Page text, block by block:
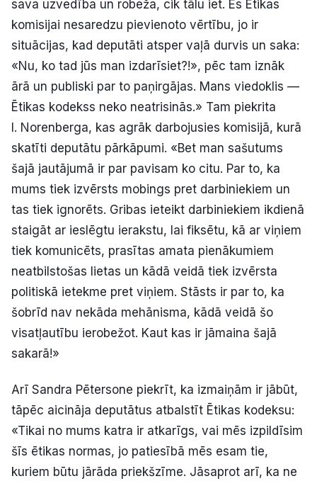
sava uzvedība un robeža, cik tālu iet. Es Ētikas
komisijai nesaredzu pievienoto vērtību, jo ir
situācijas, kad deputāti atsper vaļā durvis un saka:
«Nu, ko tad jūs man izdarīsiet?!», pēc tam iznāk
ārā un publiski par to paņirgājas. Mans viedoklis —
Ētikas kodekss neko neatrisinās.» Tam piekrita
I. Norenberga, kas agrāk darbojusies komisijā, kurā
skatīti deputātu pārkāpumi. «Bet man sašutums
šajā jautājumā ir par pavisam ko citu. Par to, ka
mums tiek izvērsts mobings pret darbiniekiem un
tas tiek ignorēts. Gribas ieteikt darbiniekiem ikdienā
staigāt ar ieslēgtu ierakstu, lai fiksētu, kā ar viņiem
tiek komunicēts, prasītas amata pienākumiem
neatbilstošas lietas un kādā veidā tiek izvērsta
politiskā ietekme pret viņiem. Stāsts ir par to, ka
šobrīd nav nekāda mehānisma, kādā veidā šo
visatļautību ierobežot. Kaut kas ir jāmaina šajā
sakarā!»
Arī Sandra Pētersone piekrīt, ka izmaiņām ir jābūt,
tāpēc aicināja deputātus atbalstīt Ētikas kodeksu:
«Tikai no mums katra ir atkarīgs, vai mēs izpildīsim
šīs ētikas normas, jo patiesībā mēs esam tie,
kuriem būtu jārāda priekšzīme. Jāsaprot arī, ka ne